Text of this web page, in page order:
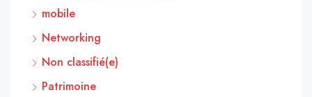
mobile
Networking
Non classifié(e)
Patrimoine